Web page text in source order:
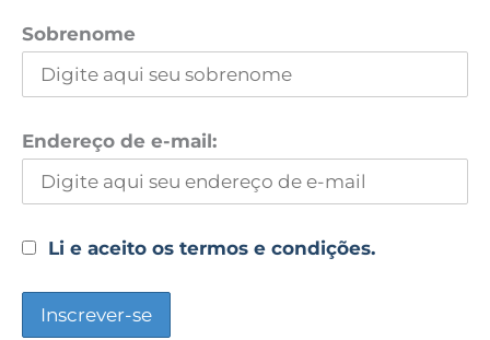
Sobrenome
Endereço de e-mail:
Li e aceito os termos e condições.